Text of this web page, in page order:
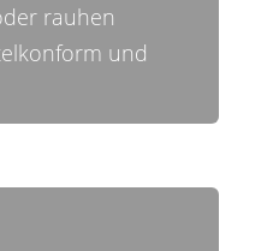
rauhen
und